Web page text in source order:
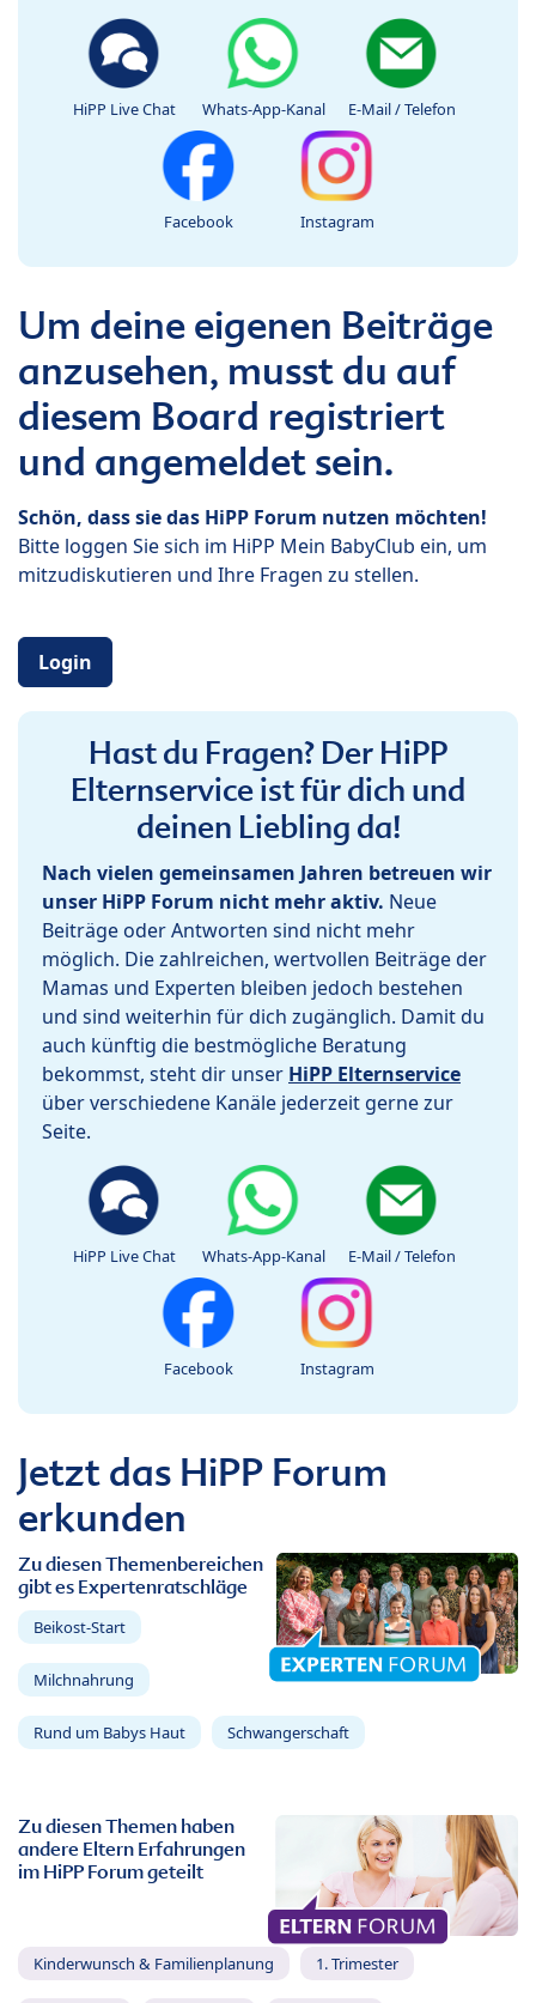
HiPP Live Chat Whats-App-Kanal E-Mail / Telefon
Facebook Instagram
Um deine eigenen Beiträge
anzusehen, musst du auf
diesem Board registriert
und angemeldet sein.
Schön, dass sie das HiPP Forum nutzen möchten!
Bitte loggen Sie sich im HiPP Mein BabyClub ein, um
mitzudiskutieren und Ihre Fragen zu stellen.
Login
Hast du Fragen? Der HiPP
Elternservice ist für dich und
deinen Liebling da!
Nach vielen gemeinsamen Jahren betreuen wir
unser HiPP Forum nicht mehr aktiv. Neue
Beiträge oder Antworten sind nicht mehr
möglich. Die zahlreichen, wertvollen Beiträge der
Mamas und Experten bleiben jedoch bestehen
und sind weiterhin für dich zugänglich. Damit du
auch künftig die bestmögliche Beratung
bekommst, steht dir unser HiPP Elternservice
über verschiedene Kanäle jederzeit gerne zur
Seite.
HiPP Live Chat Whats-App-Kanal E-Mail / Telefon
Facebook Instagram
Jetzt das HiPP Forum
erkunden
Zu diesen Themenbereichen
gibt es Expertenratschläge
Beikost-Start
Milchnahrung
Rund um Babys Haut Schwangerschaft
Zu diesen Themen haben
andere Eltern Erfahrungen
im HiPP Forum geteilt
Kinderwunsch & Familienplanung 1. Trimester